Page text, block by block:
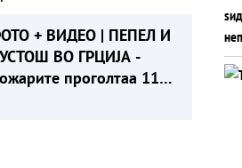
+ ВИДЕО | ПЕПЕЛ И
ВО ГРЦИЈА -
проголтаа 118